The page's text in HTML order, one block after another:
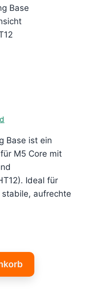
Base ist ein
M5 Core mit
Ideal für
aufrechte